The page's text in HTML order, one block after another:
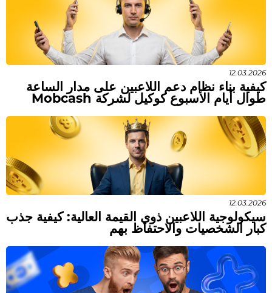
12.03.2026
كيفية بناء نظام دعم اللاعبين على مدار الساعة
طوال أيام الأسبوع كوكيل لشركة Mobcash
12.03.2026
سيكولوجية اللاعبين ذوي القيمة العالية: كيفية جذب
كبار الشخصيات والاحتفاظ بهم